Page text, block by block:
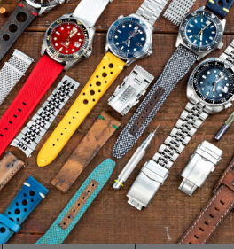
سيكو مقابل جراند سيكو
(الجزء الثاني)
أبريل 08, 2020